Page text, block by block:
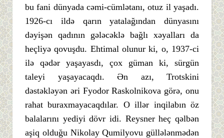
bu fani dünyada cəmi-cümlətanı, otuz il yaşadı.
1926-cı ildə qarın yatalağından dünyasını
dəyişən qadının gələcəklə bağlı xəyalları da
heçliyə qovuşdu. Ehtimal olunur ki, o, 1937-ci
ilə qədər yaşayasdı, çox güman ki, sürgün
taleyi yaşayacaqdı. Ən azı, Trotskini
dəstəkləyən əri Fyodor Raskolnikova görə, onu
rahat buraxmayacaqdılar. O illər inqilabın öz
balalarını yediyi dövr idi. Reysner heç qəlbən
aşiq olduğu Nikolay Qumilyovu güllələnmədən